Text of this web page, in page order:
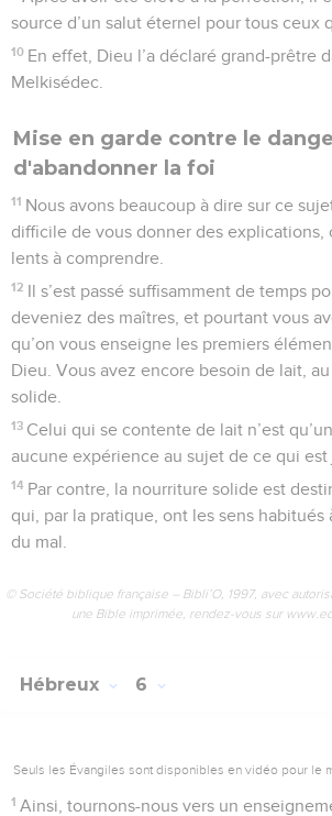
source d’un salut éternel pour tous ceux
10 En effet, Dieu l’a déclaré grand-prêtre
Melkisédec.
Mise en garde contre le
d'abandonner la foi
11 Nous avons beaucoup à dire sur ce
difficile de vous donner des explications,
lents à comprendre.
12 Il s’est passé suffisamment de temps
deveniez des maîtres, et pourtant vous
qu’on vous enseigne les premiers
Dieu. Vous avez encore besoin de lait,
solide.
13 Celui qui se contente de lait n’est
aucune expérience au sujet de ce qui est
14 Par contre, la nourriture solide est
qui, par la pratique, ont les sens habitués
du mal.
© Société biblique française – Bibli’O, 1997, avec
une Bible imprimée, rendez-vous sur
Hébreux 6
Seuls les Évangiles sont disponibles en vidéo pour le
1 Ainsi, tournons-nous vers un